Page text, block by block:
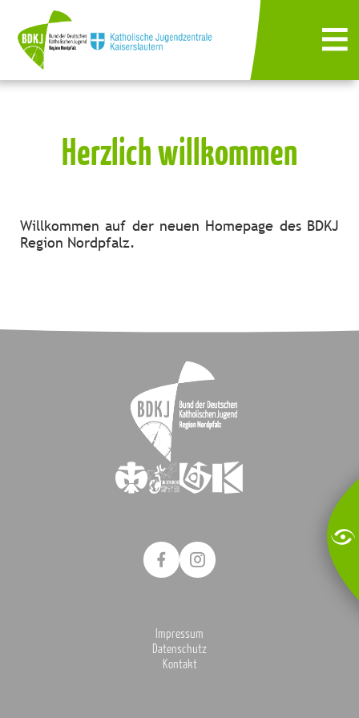
Herzlich willkommen
Willkommen auf der neuen Homepage des BDKJ
Region Nordpfalz.
Impressum
Datenschutz
Kontakt